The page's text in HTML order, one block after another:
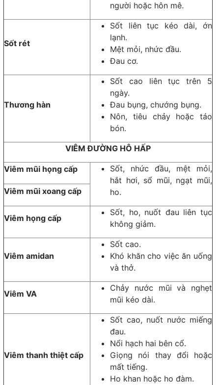
người hoặc hôn mê.
Sốt rét
Sốt liên tục kéo dài, ớn
lạnh.
Mệt mỏi, nhức đầu.
Đau cơ.
Thương hàn
Sốt cao liên tục trên 5
ngày.
Đau bụng, chướng bụng.
Nôn, tiêu chảy hoặc táo
bón.
VIÊM ĐƯỜNG HÔ HẤP
Viêm mũi họng cấp
Sốt, nhức đầu, mệt mỏi,
hắt hơi, sổ mũi, ngạt mũi,
ho.
Viêm mũi xoang cấp
Viêm họng cấp
Sốt, ho, nuốt đau liên tục
không giảm.
Viêm amidan
Sốt cao.
Khó khăn cho việc ăn uống
và thở.
Viêm VA
Chảy nước mũi và nghẹt
mũi kéo dài.
Viêm thanh thiệt cấp
Sốt cao, nuốt nước miếng
đau.
Nổi hạch hai bên cổ.
Giọng nói thay đổi hoặc
mất tiếng.
Ho khan hoặc ho đàm.